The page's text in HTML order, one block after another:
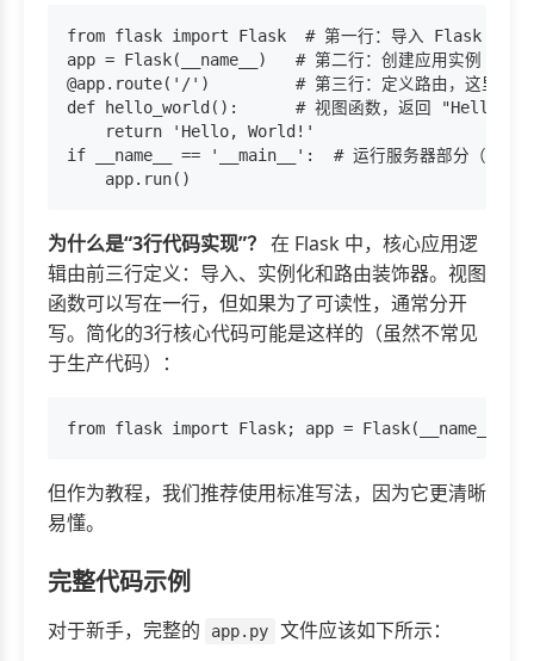
from flask import Flask  # 第一行：导入 Flask
app = Flask(__name__)   # 第二行：创建应用实例
@app.route('/')         # 第三行：定义路由，这里是
def hello_world():      # 视图函数，返回 "Hello,
    return 'Hello, World!'
if __name__ == '__main__':  # 运行服务器部分（非核
为什么是“3行代码实现”？ 在 Flask 中，核心应用逻
辑由前三行定义：导入、实例化和路由装饰器。视图
函数可以写在一行，但如果为了可读性，通常分开
写。简化的3行核心代码可能是这样的（虽然不常见
于生产代码）：
但作为教程，我们推荐使用标准写法，因为它更清晰
易懂。
完整代码示例
对于新手，完整的 app.py 文件应该如下所示：